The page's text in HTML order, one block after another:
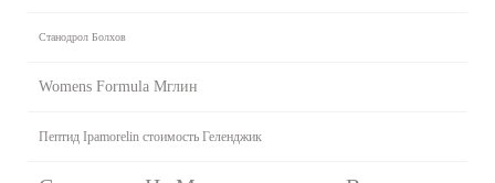
Станодрол Болхов
Womens Formula Мглин
Пептид Ipamorelin стоимость Геленджик